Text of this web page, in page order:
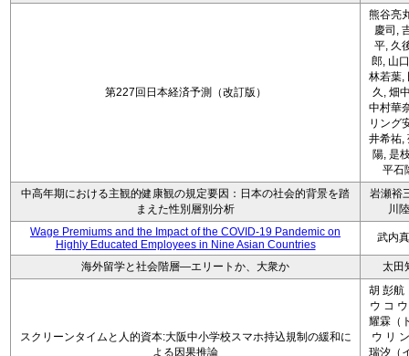
第227回日本経済予測（改訂版）
熊谷亮
慶司,
平, 久
郎, 山
林若葉,
久, 畑
中村華
リング
井希祐,
陽, 是
平石
中高年期における主観的健康観の規定要因：日本の社会的背景を踏
まえた性別層別分析
岩瀬裕
川
Wage Premiums and the Impact of the COVID‑19 Pandemic on
Highly Educated Employees in Nine Asian Countries
武内
海外留学と社会階層―エリートか、大衆か 太田
スクリーンタイムと人的資本:大阪中小学校スマホ持込規制の緩和に
よる因果推論
胡 彭航
ウ コ
耀霖（
ウ リ
瑞汐（